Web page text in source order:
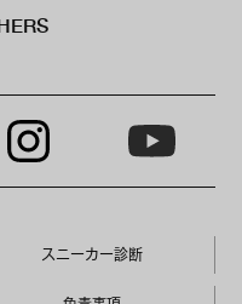
スニーカー診断